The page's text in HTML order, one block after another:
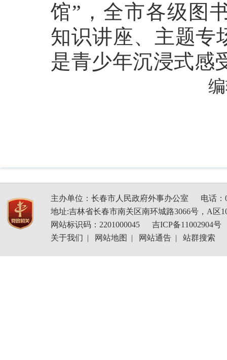
馆”，全市各级图
知识讲座、主题专
是青少年沉浸式感
主办单位：长春市人民政府外事办公室
电话：
地址:吉林省长春市南关区南环城路3066号，A区
网站标识码：2201000045
吉ICP备11002904号
关于我们 | 网站地图 | 网站通告 | 站群搜索